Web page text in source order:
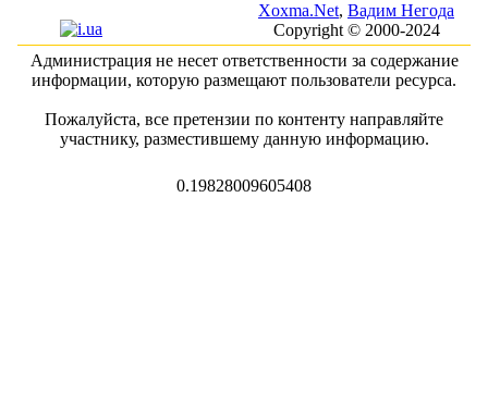
Xoxma.Net, Вадим Негода
Copyright © 2000-2024
Администрация не несет ответственности за содержание
информации, которую размещают пользователи ресурса.
Пожалуйста, все претензии по контенту направляйте
участнику, разместившему данную информацию.
0.19828009605408